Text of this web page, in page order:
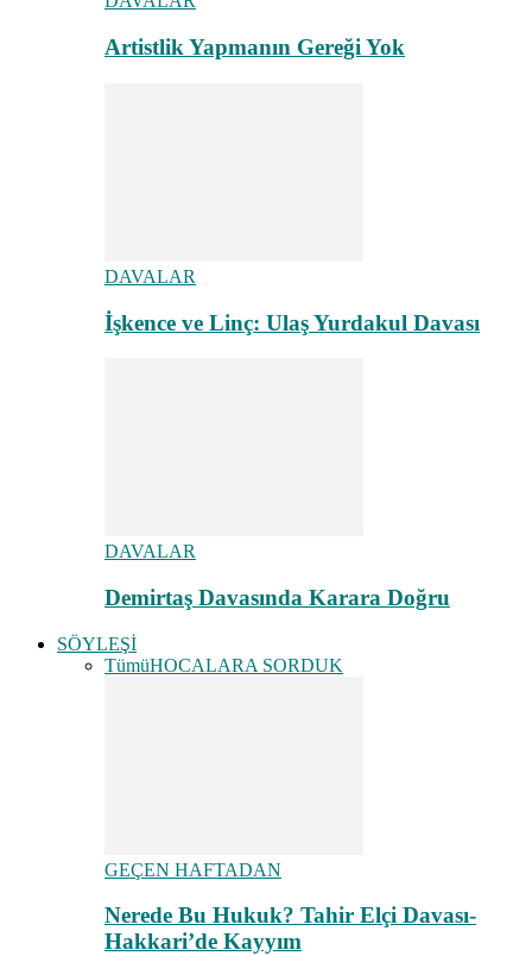
Artistlik Yapmanın Gereği Yok
DAVALAR
İşkence ve Linç: Ulaş Yurdakul Davası
DAVALAR
Demirtaş Davasında Karara Doğru
SÖYLEŞİ
TümüHOCALARA SORDUK
GEÇEN HAFTADAN
Nerede Bu Hukuk? Tahir Elçi Davası-
Hakkari’de Kayyım